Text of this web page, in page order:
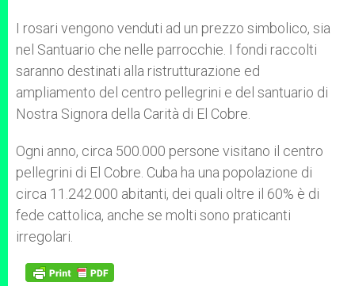
I rosari vengono venduti ad un prezzo simbolico, sia
nel Santuario che nelle parrocchie. I fondi raccolti
saranno destinati alla ristrutturazione ed
ampliamento del centro pellegrini e del santuario di
Nostra Signora della Carità di El Cobre.
Ogni anno, circa 500.000 persone visitano il centro
pellegrini di El Cobre. Cuba ha una popolazione di
circa 11.242.000 abitanti, dei quali oltre il 60% è di
fede cattolica, anche se molti sono praticanti
irregolari.